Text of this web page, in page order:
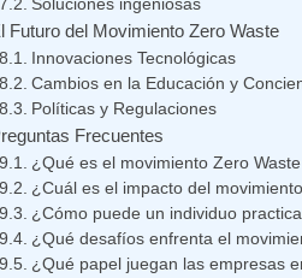
Soluciones ingeniosas
Futuro del Movimiento Zero Waste
Innovaciones Tecnológicas
Cambios en la Educación y
Políticas y Regulaciones
Frecuentes
¿Qué es el movimiento Zero
¿Cuál es el impacto del
¿Cómo puede un individuo
¿Qué desafíos enfrenta el
¿Qué papel juegan las empresas